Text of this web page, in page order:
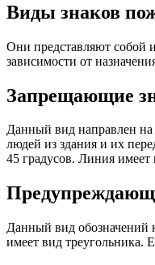
Виды знаков
Они представляют собой
зависимости от
Запрещающие
Данный вид направлен на
людей из здания и их
45 градусов. Линия
Данный вид обозначений
имеет вид треугольника.